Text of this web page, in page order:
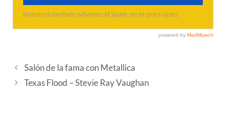
Salón de la fama con Metallica
Texas Flood – Stevie Ray Vaughan